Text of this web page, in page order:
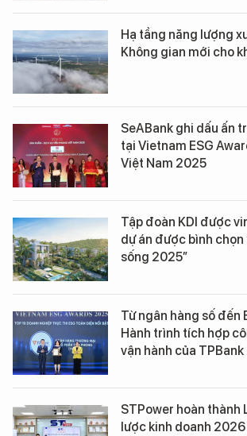
Hạ tầng năng lượng
Không gian mới cho
SeABank ghi dấu ấn
tại Vietnam ESG
Việt Nam 2025
Tập đoàn KDI được
dự án được bình chọn
sống 2025”
Từ ngân hàng số đến
Hành trình tích hợp
vận hành của TPBank
STPower hoàn thành
lược kinh doanh 2026